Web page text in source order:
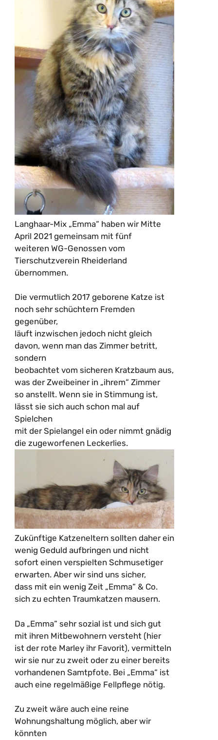
Langhaar-Mix „Emma“ haben wir Mitte
April 2021 gemeinsam mit fünf
weiteren WG-Genossen vom
Tierschutzverein Rheiderland
übernommen.
Die vermutlich 2017 geborene Katze ist
noch sehr schüchtern Fremden
gegenüber,
läuft inzwischen jedoch nicht gleich
davon, wenn man das Zimmer betritt,
sondern
beobachtet vom sicheren Kratzbaum aus,
was der Zweibeiner in „ihrem“ Zimmer
so anstellt. Wenn sie in Stimmung ist,
lässt sie sich auch schon mal auf
Spielchen
mit der Spielangel ein oder nimmt gnädig
die zugeworfenen Leckerlies.
Zukünftige Katzeneltern sollten daher ein
wenig Geduld aufbringen und nicht
sofort einen verspielten Schmusetiger
erwarten. Aber wir sind uns sicher,
dass mit ein wenig Zeit „Emma“ & Co.
sich zu echten Traumkatzen mausern.
Da „Emma“ sehr sozial ist und sich gut
mit ihren Mitbewohnern versteht (hier
ist der rote Marley ihr Favorit), vermitteln
wir sie nur zu zweit oder zu einer bereits
vorhandenen Samtpfote. Bei „Emma“ ist
auch eine regelmäßige Fellpflege nötig.
Zu zweit wäre auch eine reine
Wohnungshaltung möglich, aber wir
könnten